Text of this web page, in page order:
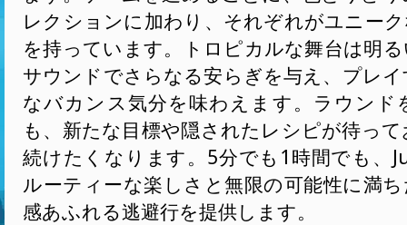
レクションに加わり、それぞれがユニー
を持っています。トロピカルな舞台は明
サウンドでさらなる安らぎを与え、プレ
なバカンス気分を味わえます。ラウンド
も、新たな目標や隠されたレシピが待っ
続けたくなります。5分でも1時間でも、
ルーティーな楽しさと無限の可能性に満
感あふれる逃避行を提供します。